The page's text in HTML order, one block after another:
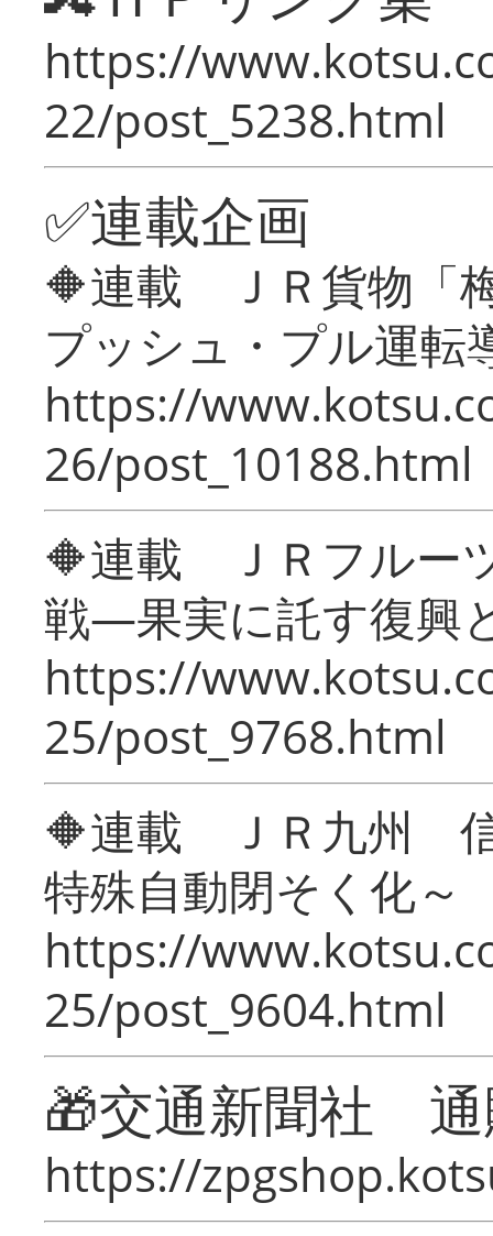
https://
22/post_5238.html
✅連載企画
🔶連載 ＪＲ貨物「
プッシュ・プル運転
https://
26/post_10188.html
🔶連載 ＪＲフルー
戦―果実に託す復興
https://
25/post_9768.html
🔶連載 ＪＲ九州 信
特殊自動閉そく化～
https://
25/post_9604.html
🎁交通新聞社
https://